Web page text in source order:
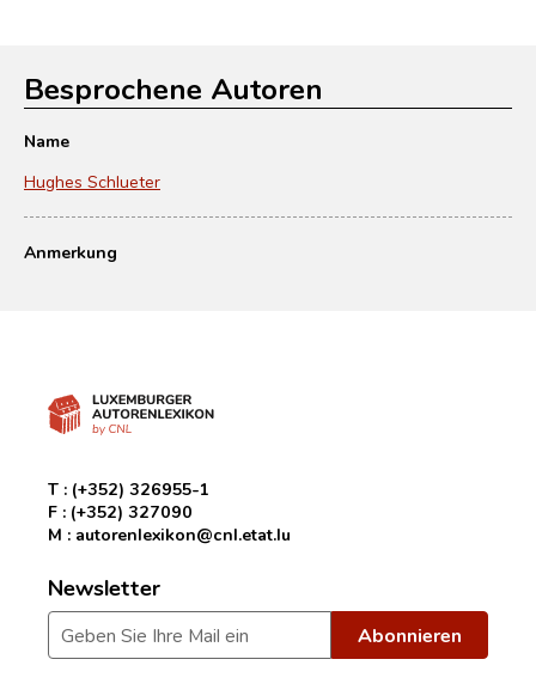
Besprochene Autoren
Name
Hughes Schlueter
Anmerkung
T : (+352) 326955-1
F : (+352) 327090
M : autorenlexikon@cnl.etat.lu
Newsletter